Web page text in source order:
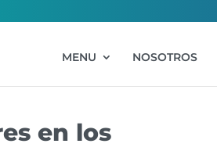
MENU NOSOTROS
en los